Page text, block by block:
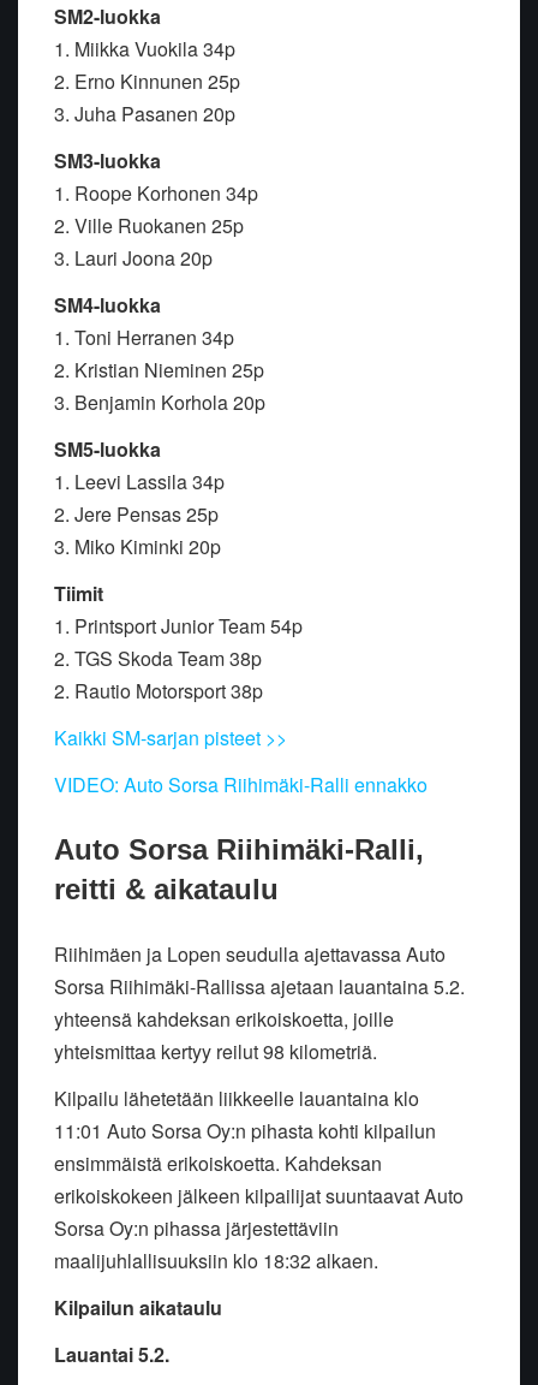
SM2-luokka
1. Miikka Vuokila 34p
2. Erno Kinnunen 25p
3. Juha Pasanen 20p
SM3-luokka
1. Roope Korhonen 34p
2. Ville Ruokanen 25p
3. Lauri Joona 20p
SM4-luokka
1. Toni Herranen 34p
2. Kristian Nieminen 25p
3. Benjamin Korhola 20p
SM5-luokka
1. Leevi Lassila 34p
2. Jere Pensas 25p
3. Miko Kiminki 20p
Tiimit
1. Printsport Junior Team 54p
2. TGS Skoda Team 38p
2. Rautio Motorsport 38p
Kaikki SM-sarjan pisteet >>
VIDEO: Auto Sorsa Riihimäki-Ralli ennakko
Auto Sorsa Riihimäki-Ralli,
reitti & aikataulu
Riihimäen ja Lopen seudulla ajettavassa Auto
Sorsa Riihimäki-Rallissa ajetaan lauantaina 5.2.
yhteensä kahdeksan erikoiskoetta, joille
yhteismittaa kertyy reilut 98 kilometriä.
Kilpailu lähetetään liikkeelle lauantaina klo
11:01 Auto Sorsa Oy:n pihasta kohti kilpailun
ensimmäistä erikoiskoetta. Kahdeksan
erikoiskokeen jälkeen kilpailijat suuntaavat Auto
Sorsa Oy:n pihassa järjestettäviin
maalijuhlallisuuksiin klo 18:32 alkaen.
Kilpailun aikataulu
Lauantai 5.2.